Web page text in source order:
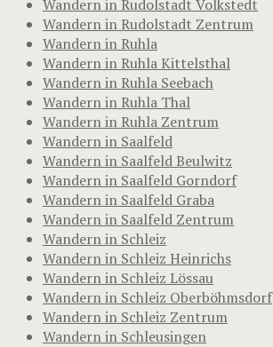
Wandern in Rudolstadt Volkstedt
Wandern in Rudolstadt Zentrum
Wandern in Ruhla
Wandern in Ruhla Kittelsthal
Wandern in Ruhla Seebach
Wandern in Ruhla Thal
Wandern in Ruhla Zentrum
Wandern in Saalfeld
Wandern in Saalfeld Beulwitz
Wandern in Saalfeld Gorndorf
Wandern in Saalfeld Graba
Wandern in Saalfeld Zentrum
Wandern in Schleiz
Wandern in Schleiz Heinrichs
Wandern in Schleiz Lössau
Wandern in Schleiz Oberböhmsdorf
Wandern in Schleiz Zentrum
Wandern in Schleusingen